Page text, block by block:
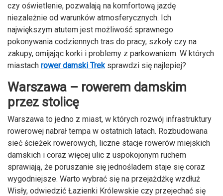
czy oświetlenie, pozwalają na komfortową jazdę
niezależnie od warunków atmosferycznych. Ich
największym atutem jest możliwość sprawnego
pokonywania codziennych tras do pracy, szkoły czy na
zakupy, omijając korki i problemy z parkowaniem. W których
miastach rower damski Trek sprawdzi się najlepiej?
Warszawa – rowerem damskim
przez stolicę
Warszawa to jedno z miast, w których rozwój infrastruktury
rowerowej nabrał tempa w ostatnich latach. Rozbudowana
sieć ścieżek rowerowych, liczne stacje rowerów miejskich
damskich i coraz więcej ulic z uspokojonym ruchem
sprawiają, że poruszanie się jednośladem staje się coraz
wygodniejsze. Warto wybrać się na przejażdżkę wzdłuż
Wisły, odwiedzić Łazienki Królewskie czy przejechać się